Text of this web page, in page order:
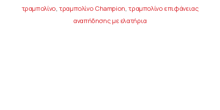
τραμπολίνο,τραμπολίνο Champion,τραμπολίνο επιφάνειας
αναπήδησης με ελατήρια